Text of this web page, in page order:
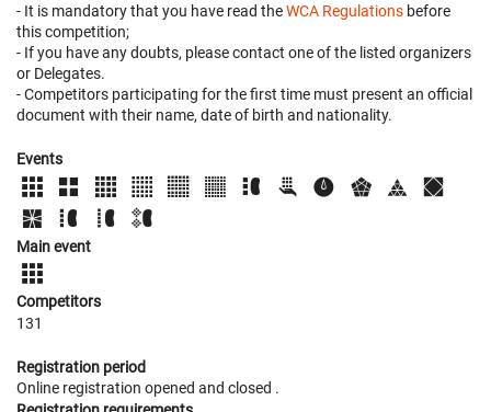
- It is mandatory that you have read theWCA Regulations before
this competition;
- If you have any doubts, please contact one of the listed organizers
or Delegates.
- Competitors participating for the first time must present an official
document with their name, date of birth and nationality.
Events
Main event
Competitors
131
Registration period
Online registration opened and closed .